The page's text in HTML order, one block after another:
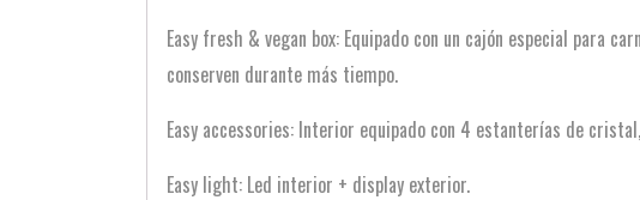
Easy fresh & vegan box: Equipado con un cajón especial para
conserven durante más tiempo.
Easy accessories: Interior equipado con 4 estanterías de
Easy light: Led interior + display exterior.